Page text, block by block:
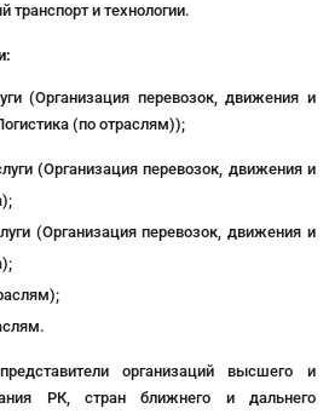
и технологии.
(Организация перевозок, движения и
(по отраслям));
(Организация перевозок, движения и
(Организация перевозок, движения и
организаций высшего и
РК, стран ближнего и дальнего